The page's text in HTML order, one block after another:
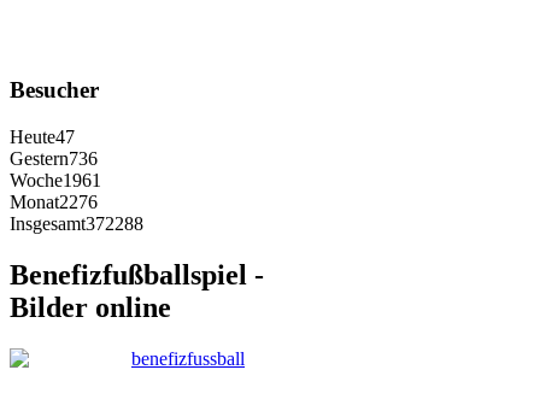
Besucher
Heute47
Gestern736
Woche1961
Monat2276
Insgesamt372288
Benefizfußballspiel -
Bilder online